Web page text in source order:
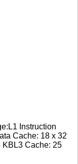
Instruction
Cache: 18 x 32
KBL3 Cache: 25